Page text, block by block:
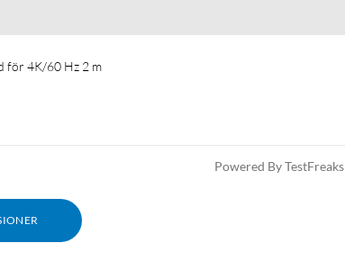
för 4K/60 Hz 2 m
Powered By TestFreaks